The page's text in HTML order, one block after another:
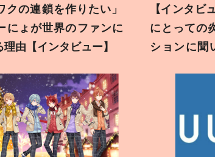
クの連鎖を作りたい」
にょが世界のファンに
由【インタビュー】
【インタビ
にとっての
ションに聞